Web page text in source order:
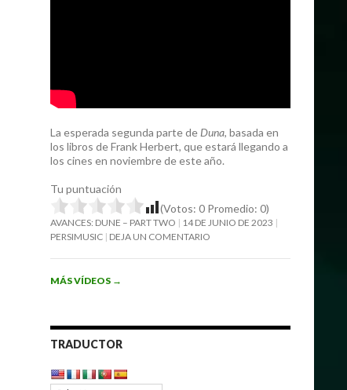
La esperada segunda parte de Duna, basada en
los libros de Frank Herbert, que estará llegando a
los cines en noviembre de este año.
Tu puntuación
(Votos: 0 Promedio: 0)
AVANCES: DUNE – PART TWO
14 DE JUNIO DE 2023
PERSIMUSIC DEJA UN COMENTARIO
MÁS VÍDEOS →
TRADUCTOR